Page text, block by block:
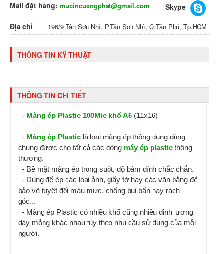
Mail đặt hàng: mucincuongphat@gmail.com
Skype
Địa chỉ
196/9 Tân Sơn Nhì, P.Tân Sơn Nhì, Q.Tân Phú, Tp.HCM
THÔNG TIN KỸ THUẬT
THÔNG TIN CHI TIẾT
- Màng ép Plastic 100Mic khổ A6 (11x16)
- Màng ép Plastic là loại màng ép thông dụng dùng
chung được cho tất cả các dòng máy ép plastic thông
thường.
- Bề mặt màng ép trong suốt, độ bám dính chắc chắn.
- Dùng để ép các loại ảnh, giấy tờ hay các văn bằng để
bảo vệ tuyệt đối màu mực, chống bụi bẩn hay rách
góc...
- Màng ép Plastic có nhiều khổ cũng nhiều định lượng
dày mỏng khác nhau tùy theo nhu cầu sử dụng của mỗi
người.